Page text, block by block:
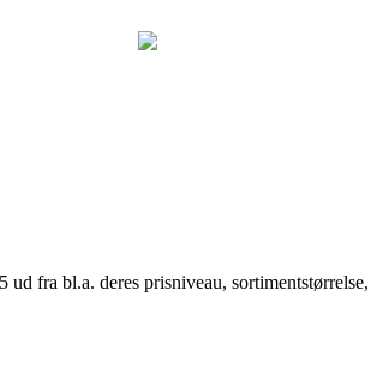
fra bl.a. deres prisniveau,